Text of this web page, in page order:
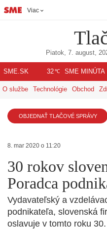
Viac
Piatok, 7. august,
SME.SK 32℃ SME MINÚTA
O službe Technológie Obchod
OBJEDNAŤ TLAČOVÉ SPRÁVY
8. mar 2020 o 11:20
30 rokov
Poradca
Vydavateľský a
podnikateľa, slovenská
oslavuje v tomto roku